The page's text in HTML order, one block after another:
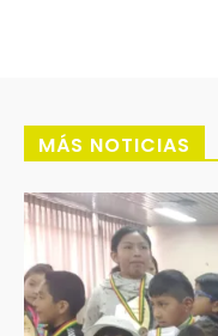
MÁS NOTICIAS